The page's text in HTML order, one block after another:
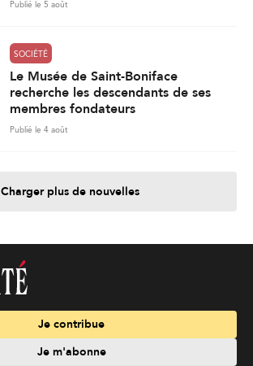
Publié le 5 août
SOCIÉTÉ
Le Musée de Saint-Boniface
recherche les descendants de ses
membres fondateurs
Publié le 4 août
Charger plus de nouvelles
Je contribue
Je m'abonne